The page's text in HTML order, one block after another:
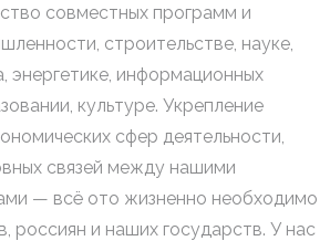
совместных программ и
строительстве, науке,
энергетике, информационных
культуре. Укрепление
сфер деятельности,
связей между нашими
— всё ото жизненно необходимо
россиян и наших государств. У нас